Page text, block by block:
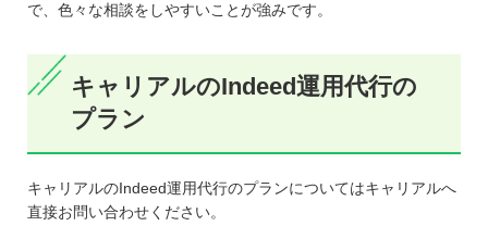
で、色々な相談をしやすいことが強みです。
キャリアルのIndeed運用代行の
プラン
キャリアルのIndeed運用代行のプランについてはキャリアルへ
直接お問い合わせください。